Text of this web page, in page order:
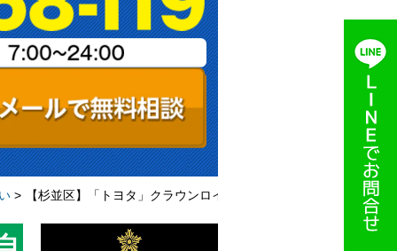
> 【杉並区】「トヨタ」クラウンロイヤルサルーン 自動車のカギ作